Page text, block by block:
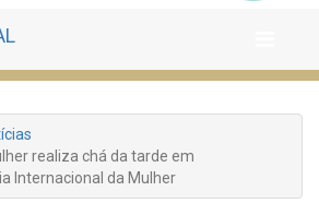
realiza chá da tarde em
Internacional da Mulher